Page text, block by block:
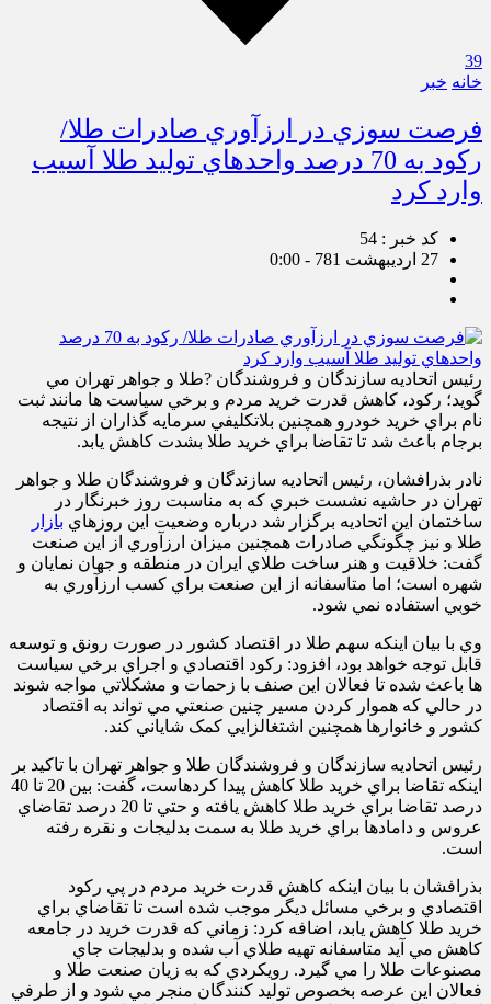
39
خانه خبر
فرصت سوزي در ارزآوري صادرات طلا/
رکود به 70 درصد واحدهاي توليد طلا آسيب
وارد کرد
کد خبر : 54
27 اردیبهشت 781 - 0:00
رئيس اتحاديه سازندگان و فروشندگان ?طلا و جواهر تهران مي
گويد؛ رکود، کاهش قدرت خريد مردم و برخي سياست ها مانند ثبت
نام براي خريد خودرو همچنين بلاتکليفي سرمايه گذاران از نتيجه
برجام باعث شد تا تقاضا براي خريد طلا بشدت کاهش يابد.
نادر بذرافشان، رئيس اتحاديه سازندگان و فروشندگان طلا و جواهر
تهران در حاشيه نشست خبري که به مناسبت روز خبرنگار در
ساختمان اين اتحاديه برگزار شد درباره وضعيت اين روزهاي بازار
طلا و نيز چگونگي صادرات همچنين ميزان ارزآوري از اين صنعت
گفت: خلاقيت و هنر ساخت طلاي ايران در منطقه و جهان نمايان و
شهره است؛ اما متاسفانه از اين صنعت براي کسب ارزآوري به
خوبي استفاده نمي شود.
وي با بيان اينکه سهم طلا در اقتصاد کشور در صورت رونق و توسعه
قابل توجه خواهد بود، افزود: رکود اقتصادي و اجراي برخي سياست
ها باعث شده تا فعالان اين صنف با زحمات و مشکلاتي مواجه شوند
در حالي که هموار کردن مسير چنين صنعتي مي تواند به اقتصاد
کشور و خانوارها همچنين اشتغالزايي کمک شاياني کند.
رئيس اتحاديه سازندگان و فروشندگان طلا و جواهر تهران با تاکيد بر
اينکه تقاضا براي خريد طلا کاهش پيدا کردهاست، گفت: بين 20 تا
40
درصد تقاضا براي خريد طلا کاهش يافته و حتي تا 20 درصد تقاضاي
عروس و دامادها براي خريد طلا به سمت بدليجات و نقره رفته
است.
بذرافشان با بيان اينکه کاهش قدرت خريد مردم در پي رکود
اقتصادي و برخي مسائل ديگر موجب شده است تا تقاضاي براي
خريد طلا کاهش يابد، اضافه کرد: زماني که قدرت خريد در جامعه
کاهش مي آيد متاسفانه تهيه طلاي آب شده و بدليجات جاي
مصنوعات طلا را مي گيرد. رويکردي که به زيان صنعت طلا و
فعالان اين عرصه بخصوص توليد کنندگان منجر مي شود و از طرفي